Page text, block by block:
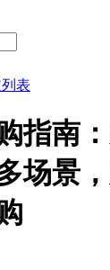
表
指南
场景